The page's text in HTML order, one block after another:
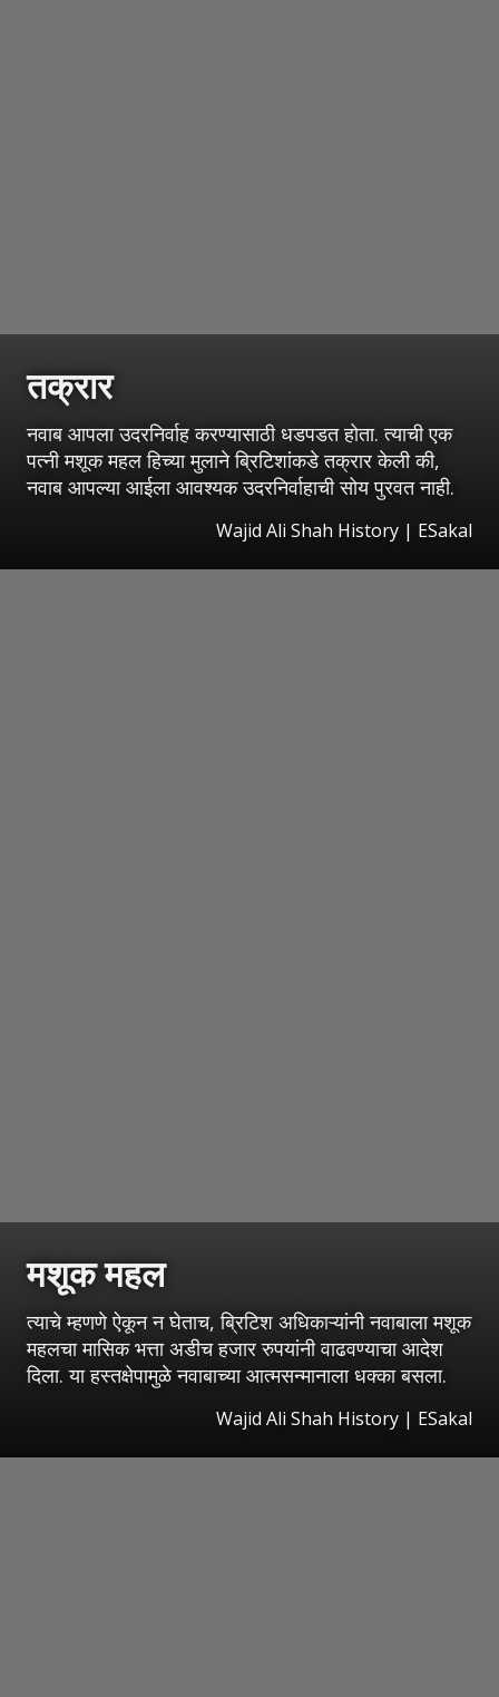
तक्रार
नवाब आपला उदरनिर्वाह करण्यासाठी धडपडत होता. त्याची एक
पत्नी मशूक महल हिच्या मुलाने ब्रिटिशांकडे तक्रार केली की,
नवाब आपल्या आईला आवश्यक उदरनिर्वाहाची सोय पुरवत नाही.
Wajid Ali Shah History | ESakal
मशूक महल
त्याचे म्हणणे ऐकून न घेताच, ब्रिटिश अधिकाऱ्यांनी नवाबाला मशूक
महलचा मासिक भत्ता अडीच हजार रुपयांनी वाढवण्याचा आदेश
दिला. या हस्तक्षेपामुळे नवाबाच्या आत्मसन्मानाला धक्का बसला.
Wajid Ali Shah History | ESakal